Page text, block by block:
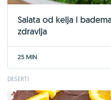
Salata od kelja i
zdravlja
25 MIN
DESERTI